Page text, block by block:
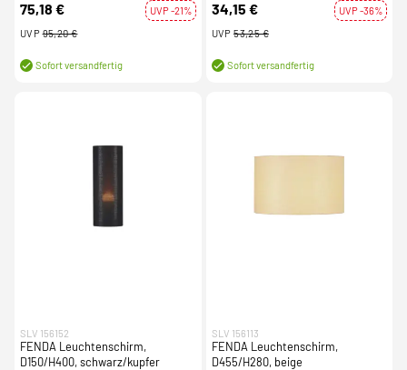
75,18 €
UVP -21%
UVP 95,20 €
Sofort versandfertig
34,15 €
UVP -36%
UVP 53,25 €
Sofort versandfertig
SLV 156152
FENDA Leuchtenschirm,
D150/H400, schwarz/kupfer
SLV 156113
FENDA Leuchtenschirm,
D455/H280, beige